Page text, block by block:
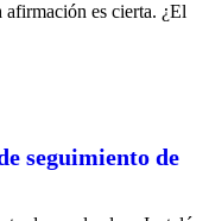
afirmación es cierta. ¿El
seguimiento de